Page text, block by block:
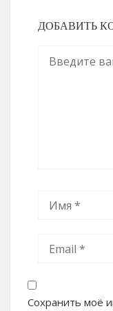
ДОБАВИТЬ
Сохранить моё